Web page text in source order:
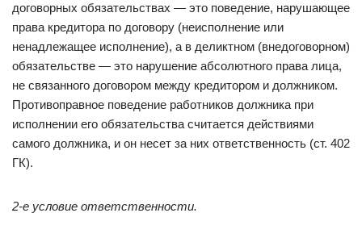
договорных обязательствах — это поведение, нарушающее
права кредитора по договору (неисполнение или
ненадлежащее исполнение), а в деликтном (внедоговорном)
обязательстве — это нарушение абсолютного права лица,
не связанного договором между кредитором и должником.
Противоправное поведение работников должника при
исполнении его обязательства считается действиями
самого должника, и он несет за них ответственность (ст. 402
ГК).
2-е условие ответственности.